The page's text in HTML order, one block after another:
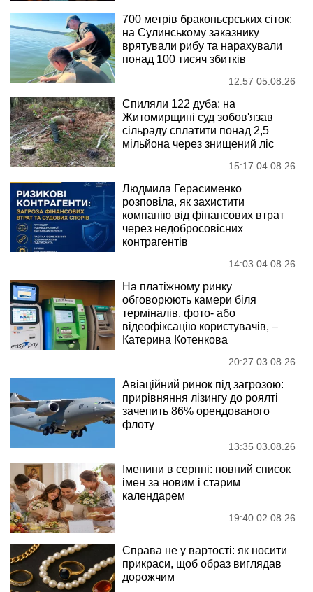
700 метрів браконьєрських сіток:
на Сулинському заказнику
врятували рибу та нарахували
понад 100 тисяч збитків
12:57 05.08.26
Спиляли 122 дуба: на
Житомирщині суд зобов'язав
сільраду сплатити понад 2,5
мільйона через знищений ліс
15:17 04.08.26
Людмила Герасименко
розповіла, як захистити
компанію від фінансових втрат
через недобросовісних
контрагентів
14:03 04.08.26
На платіжному ринку
обговорюють камери біля
терміналів, фото- або
відеофіксацію користувачів, –
Катерина Котенкова
20:27 03.08.26
Авіаційний ринок під загрозою:
прирівняння лізингу до роялті
зачепить 86% орендованого
флоту
13:35 03.08.26
Іменини в серпні: повний список
імен за новим і старим
календарем
19:40 02.08.26
Справа не у вартості: як носити
прикраси, щоб образ виглядав
дорожчим